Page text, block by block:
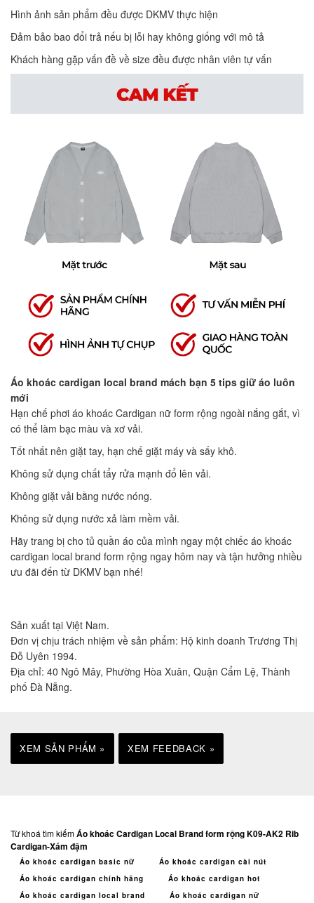
Hình ảnh sản phẩm đều được DKMV thực hiện
Đảm bảo bao đổi trả nếu bị lỗi hay không giống với mô tả
Khách hàng gặp vấn đề về size đều được nhân viên tự vấn
Áo khoác cardigan local brand mách bạn 5 tips giữ áo luôn
mới
Hạn chế phơi áo khoác Cardigan nữ form rộng ngoài nắng gắt, vì
có thể làm bạc màu và xơ vải.
Tốt nhất nên giặt tay, hạn chế giặt máy và sấy khô.
Không sử dụng chất tẩy rửa mạnh đổ lên vải.
Không giặt vải bằng nước nóng.
Không sử dụng nước xả làm mềm vải.
Hãy trang bị cho tủ quần áo của mình ngay một chiếc áo khoác
cardigan local brand form rộng ngay hôm nay và tận hưởng nhiều
ưu đãi đến từ DKMV bạn nhé!
Sản xuất tại Việt Nam.
Đơn vị chịu trách nhiệm về sản phẩm: Hộ kinh doanh Trương Thị
Đỗ Uyên 1994.
Địa chỉ: 40 Ngô Mây, Phường Hòa Xuân, Quận Cẩm Lệ, Thành
phố Đà Nẵng.
XEM SẢN PHẨM » XEM FEEDBACK »
Từ khoá tìm kiếmÁo khoác Cardigan Local Brand form rộng K09-AK2 Rib
Cardigan-Xám đậm
Áo khoác cardigan basic nữ
Áo khoác cardigan cài nút
Áo khoác cardigan chính hãng
Áo khoác cardigan hot
Áo khoác cardigan local brand
Áo khoác cardigan nữ